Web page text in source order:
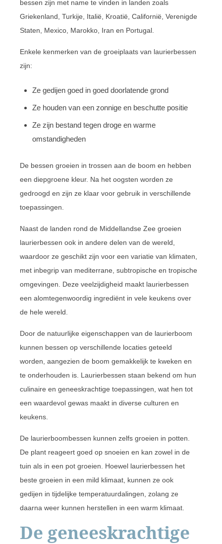
bessen zijn met name te vinden in landen zoals
Griekenland, Turkije, Italië, Kroatië, Californië, Verenigde
Staten, Mexico, Marokko, Iran en Portugal.
Enkele kenmerken van de groeiplaats van laurierbessen
zijn:
Ze gedijen goed in goed doorlatende grond
Ze houden van een zonnige en beschutte positie
Ze zijn bestand tegen droge en warme
omstandigheden
De bessen groeien in trossen aan de boom en hebben
een diepgroene kleur. Na het oogsten worden ze
gedroogd en zijn ze klaar voor gebruik in verschillende
toepassingen.
Naast de landen rond de Middellandse Zee groeien
laurierbessen ook in andere delen van de wereld,
waardoor ze geschikt zijn voor een variatie van klimaten,
met inbegrip van mediterrane, subtropische en tropische
omgevingen. Deze veelzijdigheid maakt laurierbessen
een alomtegenwoordig ingrediënt in vele keukens over
de hele wereld.
Door de natuurlijke eigenschappen van de laurierboom
kunnen bessen op verschillende locaties geteeld
worden, aangezien de boom gemakkelijk te kweken en
te onderhouden is. Laurierbessen staan bekend om hun
culinaire en geneeskrachtige toepassingen, wat hen tot
een waardevol gewas maakt in diverse culturen en
keukens.
De laurierboombessen kunnen zelfs groeien in potten.
De plant reageert goed op snoeien en kan zowel in de
tuin als in een pot groeien. Hoewel laurierbessen het
beste groeien in een mild klimaat, kunnen ze ook
gedijen in tijdelijke temperatuurdalingen, zolang ze
daarna weer kunnen herstellen in een warm klimaat.
De geneeskrachtige